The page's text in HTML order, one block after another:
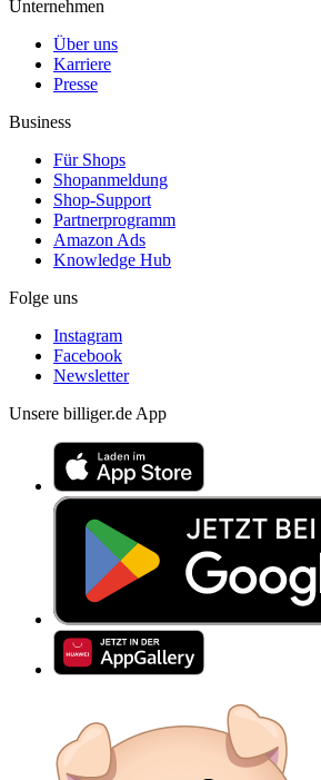
Unternehmen
Über uns
Karriere
Presse
Business
Für Shops
Shopanmeldung
Shop-Support
Partnerprogramm
Amazon Ads
Knowledge Hub
Folge uns
Instagram
Facebook
Newsletter
Unsere billiger.de App